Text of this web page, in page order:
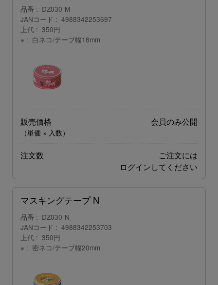
品番
DZ030-M
JANコード
4988342253697
上代
350円
※
白ネコ/テープ幅18mm
販売価格
（単価 × 入数）
会員のみ公開
注文数
ご注文には
ログインしてください
マスキングテープ N
品番
DZ030-N
JANコード
4988342253703
上代
350円
※
密ネコ/テープ幅20mm